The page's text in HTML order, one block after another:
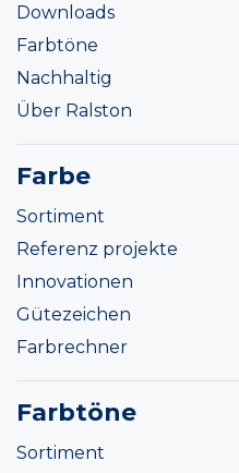
Downloads
Farbtöne
Nachhaltig
Über Ralston
Farbe
Sortiment
Referenz projekte
Innovationen
Gütezeichen
Farbrechner
Farbtöne
Sortiment